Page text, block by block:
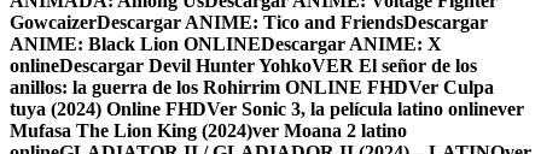
GowcaizerDescargar ANIME: Tico and FriendsDescargar
ANIME: Black Lion ONLINEDescargar ANIME: X
onlineDescargar Devil Hunter YohkoVER El señor de los
anillos: la guerra de los Rohirrim ONLINE FHDVer Culpa
tuya (2024) Online FHDVer Sonic 3, la película latino onlinever
Mufasa The Lion King (2024)ver Moana 2 latino